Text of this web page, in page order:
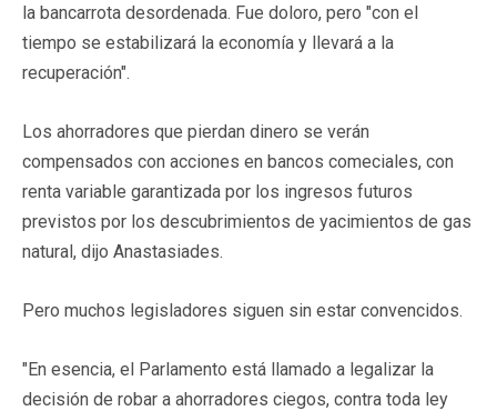
la bancarrota desordenada. Fue doloro, pero "con el
tiempo se estabilizará la economía y llevará a la
recuperación".
Los ahorradores que pierdan dinero se verán
compensados con acciones en bancos comeciales, con
renta variable garantizada por los ingresos futuros
previstos por los descubrimientos de yacimientos de gas
natural, dijo Anastasiades.
Pero muchos legisladores siguen sin estar convencidos.
"En esencia, el Parlamento está llamado a legalizar la
decisión de robar a ahorradores ciegos, contra toda ley